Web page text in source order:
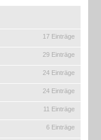
17 Einträge
29 Einträge
24 Einträge
24 Einträge
11 Einträge
6 Einträge